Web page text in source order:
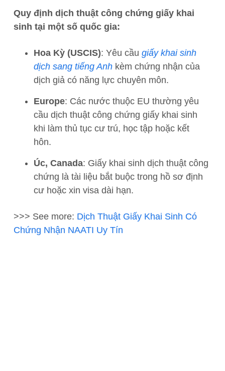
Quy định dịch thuật công chứng giấy khai
sinh tại một số quốc gia:
Hoa Kỳ (USCIS): Yêu cầu giấy khai sinh
dịch sang tiếng Anh kèm chứng nhận của
dịch giả có năng lực chuyên môn.
Europe: Các nước thuộc EU thường yêu
cầu dịch thuật công chứng giấy khai sinh
khi làm thủ tục cư trú, học tập hoặc kết
hôn.
Úc, Canada: Giấy khai sinh dịch thuật công
chứng là tài liệu bắt buộc trong hồ sơ định
cư hoặc xin visa dài hạn.
>>> See more: Dịch Thuật Giấy Khai Sinh Có
Chứng Nhận NAATI Uy Tín